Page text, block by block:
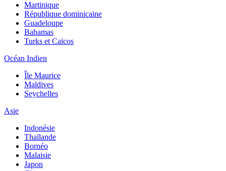
Martinique
République dominicaine
Guadeloupe
Bahamas
Turks et Caïcos
Océan Indien
Île Maurice
Maldives
Seychelles
Asie
Indonésie
Thaïlande
Bornéo
Malaisie
Japon